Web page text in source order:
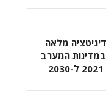
מלאה
במדינות המערב